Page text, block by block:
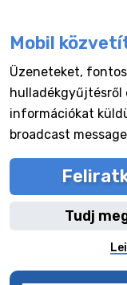
Mobil
Üzeneteket, fontos
hulladékgyűjtésről
információkat
broadcast
Tudj